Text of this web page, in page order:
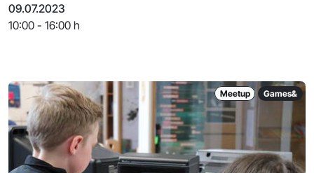
09.07.2023
10:00 - 16:00 h
Meetup Games&